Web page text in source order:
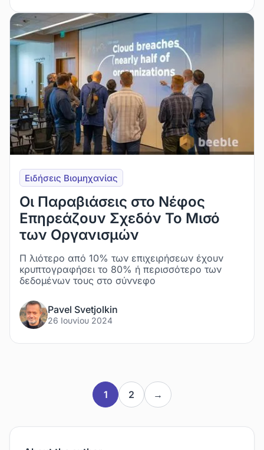
Ειδήσεις Βιομηχανίας
Οι Παραβιάσεις στο Νέφος
Επηρεάζουν Σχεδόν Το Μισό
των Οργανισμών
Π λιότερο από 10% των επιχειρήσεων έχουν
κρυπτογραφήσει το 80% ή περισσότερο των
δεδομένων τους στο σύννεφο
Pavel Svetjolkin
26 Ιουνίου 2024
1 2 →